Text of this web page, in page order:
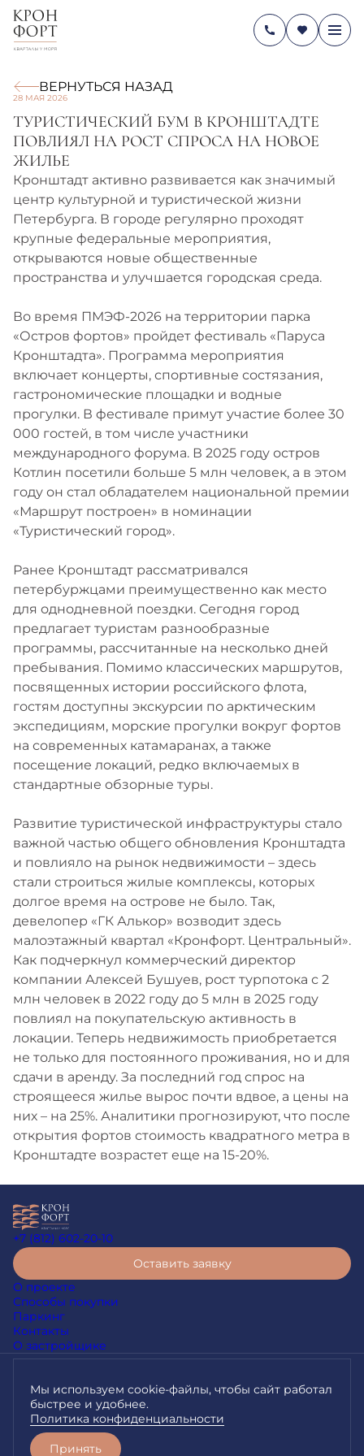
ВЕРНУТЬСЯ НАЗАД
28 МАЯ 2026
ТУРИСТИЧЕСКИЙ БУМ В КРОНШТАДТЕ
ПОВЛИЯЛ НА РОСТ СПРОСА НА НОВОЕ
ЖИЛЬЕ
Кронштадт активно развивается как значимый
центр культурной и туристической жизни
Петербурга. В городе регулярно проходят
крупные федеральные мероприятия,
открываются новые общественные
пространства и улучшается городская среда.
Во время ПМЭФ‑2026 на территории парка
«Остров фортов» пройдет фестиваль «Паруса
Кронштадта». Программа мероприятия
включает концерты, спортивные состязания,
гастрономические площадки и водные
прогулки. В фестивале примут участие более 30
000 гостей, в том числе участники
международного форума. В 2025 году остров
Котлин посетили больше 5 млн человек, а в этом
году он стал обладателем национальной премии
«Маршрут построен» в номинации
«Туристический город».
Ранее Кронштадт рассматривался
петербуржцами преимущественно как место
для однодневной поездки. Сегодня город
предлагает туристам разнообразные
программы, рассчитанные на несколько дней
пребывания. Помимо классических маршрутов,
посвященных истории российского флота,
гостям доступны экскурсии по арктическим
экспедициям, морские прогулки вокруг фортов
на современных катамаранах, а также
посещение локаций, редко включаемых в
стандартные обзорные туры.
Развитие туристической инфраструктуры стало
важной частью общего обновления Кронштадта
и повлияло на рынок недвижимости – здесь
стали строиться жилые комплексы, которых
долгое время на острове не было. Так,
девелопер «ГК Алькор» возводит здесь
малоэтажный квартал «Кронфорт. Центральный».
Как подчеркнул коммерческий директор
компании Алексей Бушуев, рост турпотока с 2
млн человек в 2022 году до 5 млн в 2025 году
повлиял на покупательскую активность в
локации. Теперь недвижимость приобретается
не только для постоянного проживания, но и для
сдачи в аренду. За последний год спрос на
строящееся жилье вырос почти вдвое, а цены на
них – на 25%. Аналитики прогнозируют, что после
открытия фортов стоимость квадратного метра в
Кронштадте возрастет еще на 15-20%.
+7 (812) 602-20-10
Оставить заявку
О проекте
Способы покупки
Паркинг
Контакты
О застройщике
Правила обработки персональных данныхнаш.дом.рф
Любая информация, представленная на данном сайте, носит
исключительно информационный характер, не является
публичной офертой, определяемой положениями статьи 437 ГК
РФ.
Мы используем cookie-файлы, чтобы сайт работал
быстрее и удобнее.
Политика конфиденциальности
Принять